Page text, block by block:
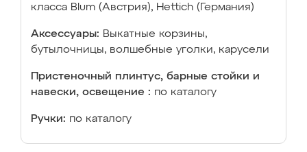
класса Blum (Австрия), Hettich (Германия)
Аксессуары: Выкатные корзины,
бутылочницы, волшебные уголки, карусели
Пристеночный плинтус, барные стойки и
навески, освещение : по каталогу
Ручки: по каталогу